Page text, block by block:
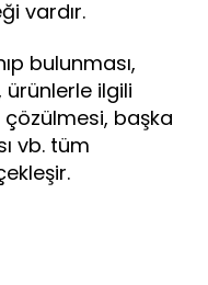
vardır.
bulunması,
ürünlerle ilgili
çözülmesi, başka
vb. tüm